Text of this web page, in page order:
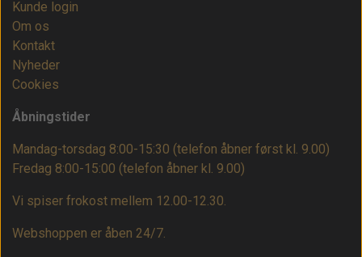
Kunde login
Om os
Kontakt
Nyheder
Cookies
Åbningstider
Mandag-torsdag 8:00-15:30 (telefon åbner først kl. 9.00)
Fredag 8:00-15:00 (telefon åbner kl. 9.00)
Vi spiser frokost mellem 12.00-12.30.
Webshoppen er åben 24/7.